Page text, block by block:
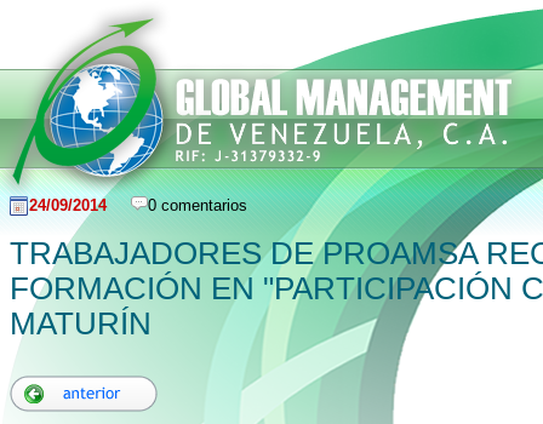
24/09/2014 0 comentarios
TRABAJADORES DE PROAMSA
FORMACIÓN EN "PARTICIPACIÓN
MATURÍN